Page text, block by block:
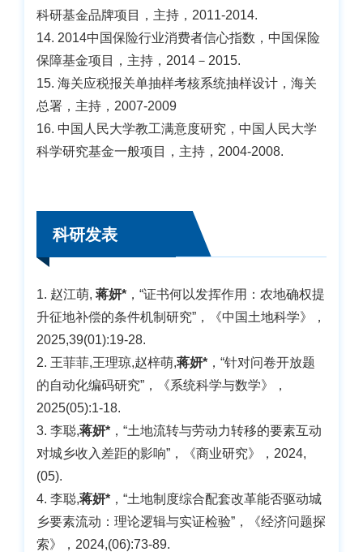
科研基金品牌项目，主持，2011-2014.
14. 2014中国保险行业消费者信心指数，中国保险
保障基金项目，主持，2014－2015.
15. 海关应税报关单抽样考核系统抽样设计，海关
总署，主持，2007-2009
16. 中国人民大学教工满意度研究，中国人民大学
科学研究基金一般项目，主持，2004-2008.
科研发表
1. 赵江萌, 蒋妍* ，“证书何以发挥作用：农地确权提
升征地补偿的条件机制研究”，《中国土地科学》，
2025,39(01):19-28.
2. 王菲菲,王理琼,赵梓萌,蒋妍* ，“针对问卷开放题
的自动化编码研究”，《系统科学与数学》，
2025(05):1-18.
3. 李聪,蒋妍* ，“土地流转与劳动力转移的要素互动
对城乡收入差距的影响”，《商业研究》，2024,
(05).
4. 李聪,蒋妍* ，“土地制度综合配套改革能否驱动城
乡要素流动：理论逻辑与实证检验”，《经济问题探
索》，2024,(06):73-89.